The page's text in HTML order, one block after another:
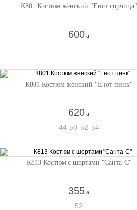
К801 Костюм женский "Енот горчица"
600 a
К801 Костюм женский "Енот пинк"
620 a
44 50 52 54
К813 Костюм с шортами "Санта-С"
355 a
52